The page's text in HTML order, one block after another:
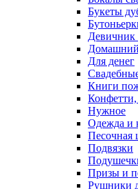
Букеты
Домашний
Для денег
Книги
Конфетти,
Нужное
Одежда и
Песочная
Подвязки
Призы и
Рушники